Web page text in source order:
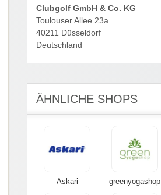
Clubgolf GmbH & Co. KG
Toulouser Allee 23a
40211 Düsseldorf
Deutschland
ÄHNLICHE SHOPS
Askari greenyogashop